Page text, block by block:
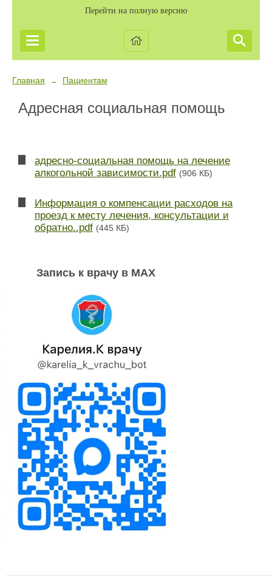
Перейти на полную версию
Главная → Пациентам
Адресная социальная помощь
адресно-социальная помощь на лечение
алкогольной зависимости.pdf (906 КБ)
Информация о компенсации расходов на
проезд к месту лечения, консультации и
обратно..pdf (445 КБ)
Запись к врачу в MAX